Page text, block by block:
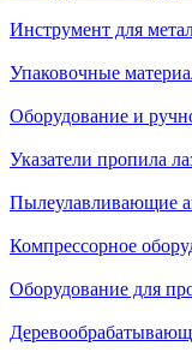
Инструмент для
Упаковочные
Оборудование и
Указатели пропила
Пылеулавливающие
Компрессорное
Оборудование для